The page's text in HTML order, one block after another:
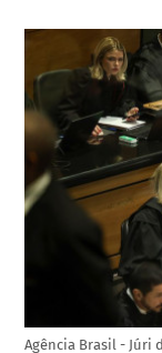
Agência Brasil - Júri